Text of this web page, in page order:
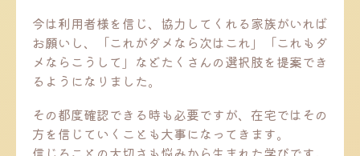
今は利用者様を信じ、協力してくれる家族がいれば
お願いし、「これがダメなら次はこれ」「これもダ
メならこうして」などたくさんの選択肢を提案でき
るようになりました。
その都度確認できる時も必要ですが、在宅ではその
方を信じていくことも大事になってきます。